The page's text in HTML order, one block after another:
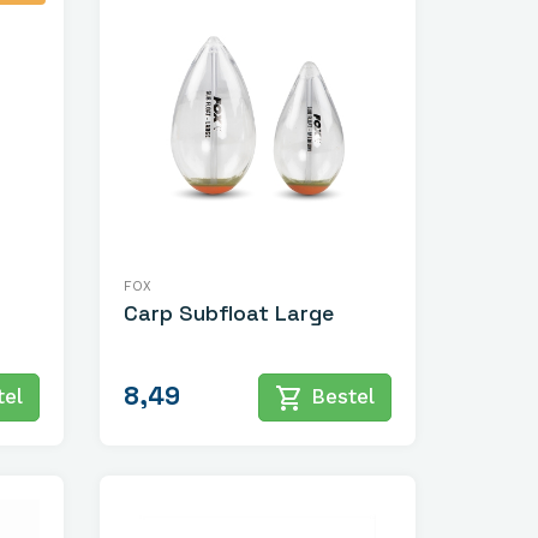
FOX
Carp Subfloat Large
8,49 shopping_cart Bestel